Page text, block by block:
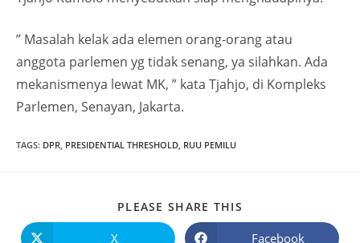
” Masalah kelak ada elemen orang-orang atau
anggota parlemen yg tidak senang, ya silahkan. Ada
mekanismenya lewat MK, ” kata Tjahjo, di Kompleks
Parlemen, Senayan, Jakarta.
TAGS: DPR, PRESIDENTIAL THRESHOLD, RUU PEMILU
PLEASE SHARE THIS
X Facebook